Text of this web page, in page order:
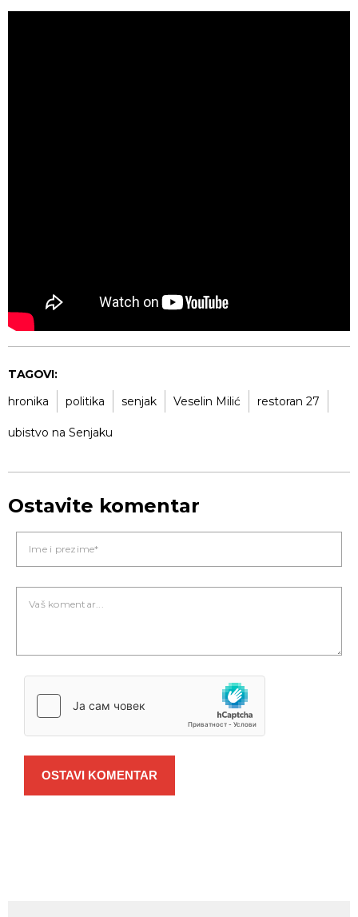
TAGOVI:
hronika
politika senjak Veselin Milić restoran 27
ubistvo na Senjaku
Ostavite komentar
OSTAVI KOMENTAR